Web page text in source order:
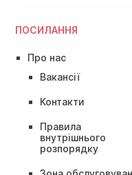
ПОСИЛАННЯ
Про нас
Вакансії
Контакти
Правила
внутрішнього
розпорядку